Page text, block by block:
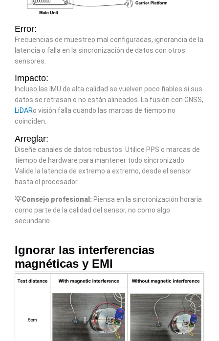
Error:
Frecuencias de muestreo mal configuradas, ignorancia de la
latencia o falla en la sincronización de datos con otros
sensores.
Impacto:
Incluso las IMU de alta calidad se vuelven poco fiables si sus
datos se retrasan o no están alineados. La fusión con GNSS,
LiDARo visión falla cuando las marcas de tiempo no
coinciden.
Arreglar:
Diseñe canales de datos robustos. Utilice PPS o marcas de
tiempo de hardware para mantener todo sincronizado.
Valide la latencia de extremo a extremo, desde el sensor
hasta el procesador.
💡Consejo profesional: Piensa en la sincronización horaria
como parte de la calidad del sensor, no como algo
secundario.
Ignorar las interferencias
magnéticas y EMI